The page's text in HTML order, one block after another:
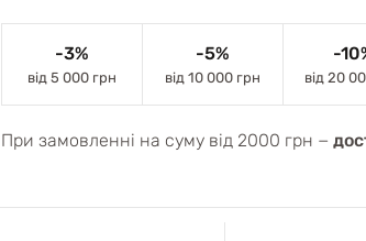
-3%
від 5 000 грн
-5%
від 10 000 грн
-
від 20
При замовленні на суму від 2000 грн −